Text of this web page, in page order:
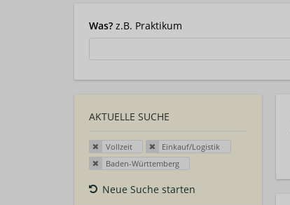
Was? z.B. Praktikum
AKTUELLE SUCHE
Vollzeit
Einkauf/Logistik
Baden-Württemberg
Neue Suche starten